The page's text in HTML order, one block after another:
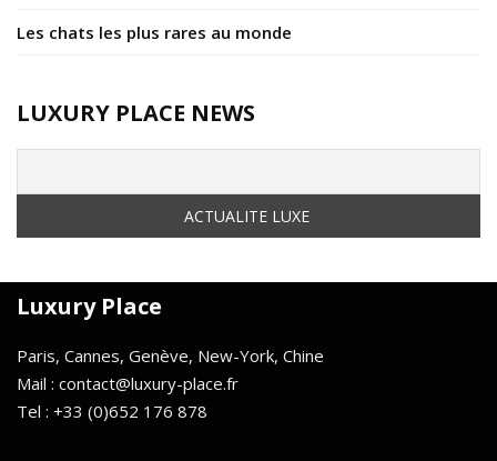
Les chats les plus rares au monde
LUXURY PLACE NEWS
Luxury Place
Paris, Cannes, Genève, New-York, Chine
Mail : contact@luxury-place.fr
Tel : +33 (0)652 176 878